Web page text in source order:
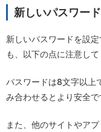
新しいパスワー
新しいパスワードを設
も、以下の点に注意して
パスワードは8文字以上
み合わせるとより安全で
また、他のサイトやア